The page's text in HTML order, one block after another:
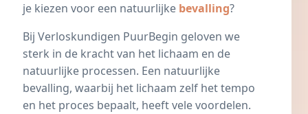
je kiezen voor een natuurlijke bevalling?
Bij Verloskundigen PuurBegin geloven we
sterk in de kracht van het lichaam en de
natuurlijke processen. Een natuurlijke
bevalling, waarbij het lichaam zelf het tempo
en het proces bepaalt, heeft vele voordelen.